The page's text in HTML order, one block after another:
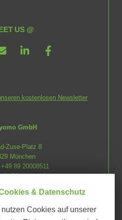
US @
kostenlosen Newsletter
GmbH
Zuse-Platz 8
München
89 20008511
your mobility
& Datenschutz
nutzen Cookies auf unserer